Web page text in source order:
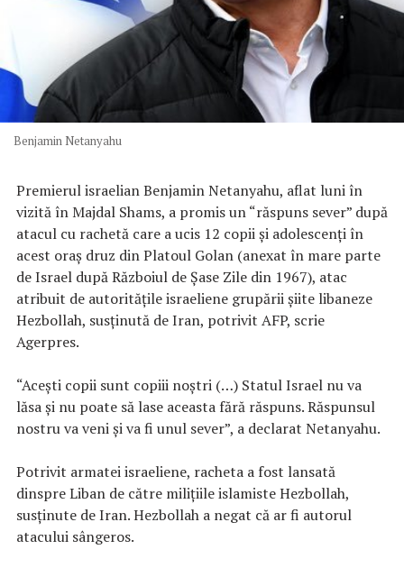
Benjamin Netanyahu
Premierul israelian Benjamin Netanyahu, aflat luni în
vizită în Majdal Shams, a promis un “răspuns sever” după
atacul cu rachetă care a ucis 12 copii şi adolescenţi în
acest oraş druz din Platoul Golan (anexat în mare parte
de Israel după Războiul de Şase Zile din 1967), atac
atribuit de autorităţile israeliene grupării şiite libaneze
Hezbollah, susţinută de Iran, potrivit AFP, scrie
Agerpres.
“Aceşti copii sunt copiii noştri (…) Statul Israel nu va
lăsa şi nu poate să lase aceasta fără răspuns. Răspunsul
nostru va veni şi va fi unul sever”, a declarat Netanyahu.
Potrivit armatei israeliene, racheta a fost lansată
dinspre Liban de către miliţiile islamiste Hezbollah,
susţinute de Iran. Hezbollah a negat că ar fi autorul
atacului sângeros.